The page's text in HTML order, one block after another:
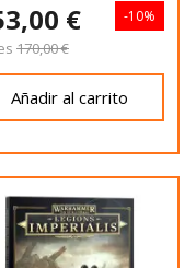
€
170,00 €
-10%
Añadir al carrito